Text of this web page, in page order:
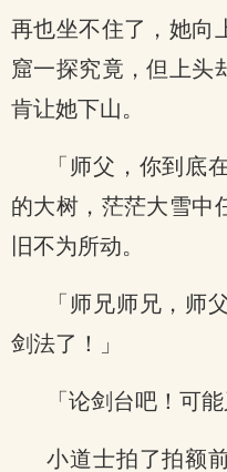
再也坐不住了，她向
窟一探究竟，但上头
肯让她下山。
「师父，你到底
的大树，茫茫大雪中
旧不为所动。
「师兄师兄，师
剑法了！」
「论剑台吧！可
小道士拍了拍额